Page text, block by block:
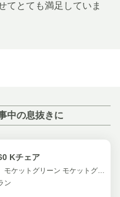
てとても満足していま
中の息抜きに
Kチェア
1シーター モケットグリーン モケットグリーン 汚損補償 無し
ン